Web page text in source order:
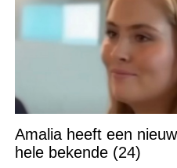
Amalia heeft een
hele bekende (24)